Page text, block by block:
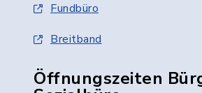
Fundbüro
Breitband
Öffnungszeiten